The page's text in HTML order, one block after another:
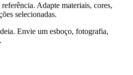
Adapte materiais, cores,
selecionadas.
Envie um esboço, fotografia,